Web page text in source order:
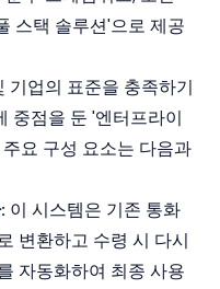
스택 솔루션'으로 제공
기업의 표준을 충족하기
중점을 둔 '엔터프라이
요 구성 요소는 다음과
이 시스템은 기존 통화
변환하고 수령 시 다시
자동화하여 최종 사용